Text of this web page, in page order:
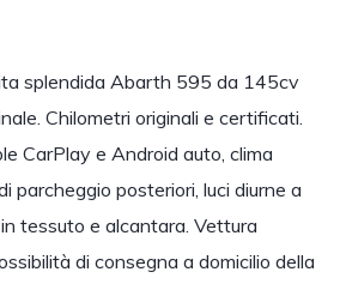
splendida Abarth 595 da 145cv
Chilometri originali e certificati.
CarPlay e Android auto, clima
parcheggio posteriori, luci diurne a
tessuto e alcantara. Vettura
di consegna a domicilio della